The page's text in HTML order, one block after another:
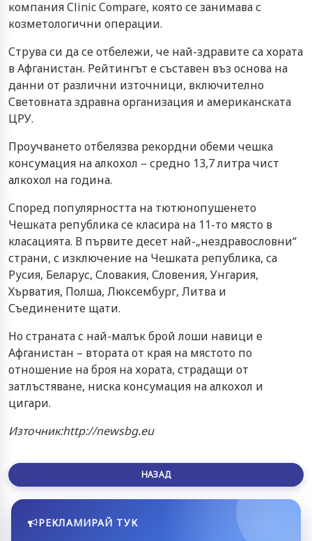
компания Clinic Compare, която се занимава с
козметологични операции.
Струва си да се отбележи, че най-здравите са хората
в Афганистан. Рейтингът е съставен въз основа на
данни от различни източници, включително
Световната здравна организация и американската
ЦРУ.
Проучването отбелязва рекордни обеми чешка
консумация на алкохол – средно 13,7 литра чист
алкохол на година.
Според популярността на тютюнопушенето
Чешката република се класира на 11-то място в
класацията. В първите десет най-„нездравословни“
страни, с изключение на Чешката република, са
Русия, Беларус, Словакия, Словения, Унгария,
Хърватия, Полша, Люксембург, Литва и
Съединените щати.
Но страната с най-малък брой лоши навици е
Афганистан – втората от края на мястото по
отношение на броя на хората, страдащи от
затлъстяване, ниска консумация на алкохол и
цигари.
Източник:http://newsbg.eu
НАЗАД
РЕКЛАМИРАЙ ТУК